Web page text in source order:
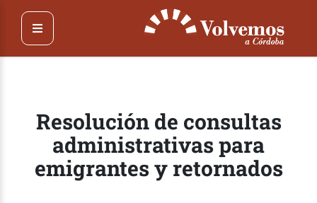
contenido
principal
Resolución de consultas
administrativas para
emigrantes y retornados